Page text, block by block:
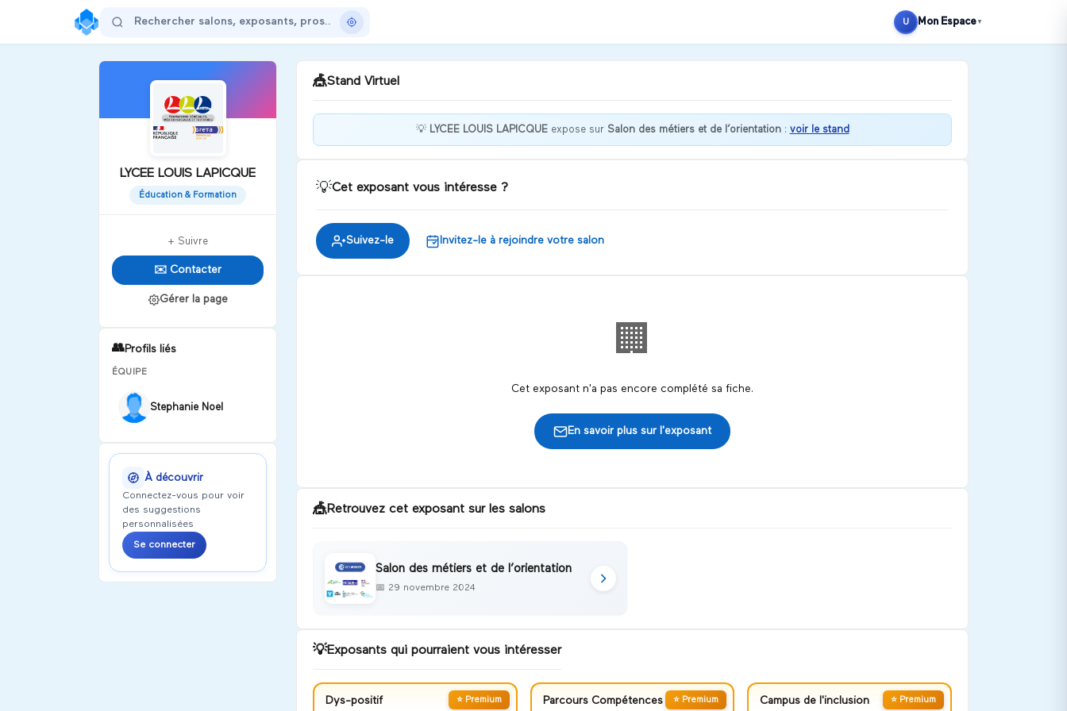
U Mon Espace ▼
LYCEE LOUIS LAPICQUE
Éducation & Formation
+ Suivre
✉️ Contacter
Gérer la page
👥Profils liés
ÉQUIPE
Stephanie Noel
À découvrir
Connectez-vous pour voir
des suggestions
personnalisées
Se connecter
🎪Stand Virtuel
Bienvenue chez LYCEE LOUIS
💡 LYCEE LOUIS LAPICQUEexpose sur Salon des métiers et de l’orientation: voir le stand
💡Cet exposant vous intéresse ?
Suivez-le Invitez-le à rejoindre votre salon
🏢
Cet exposant n'a pas encore complété sa fiche.
En savoir plus sur l'exposant
🎪Retrouvez cet exposant sur les salons
Salon des métiers et de l’orientation
📅 29 novembre 2024
💡Exposants qui pourraient vous intéresser
⭐ Premium
Dys-positif ⭐ Premium
Parcours Compétences ⭐ Premium
Campus de l'inclusion